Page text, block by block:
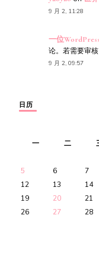
9 月 2, 11:28
一位
论。若需要审
9 月 2, 09:57
日历
一
二
5
6 7
12
13 14
19
20 21
26
27 28